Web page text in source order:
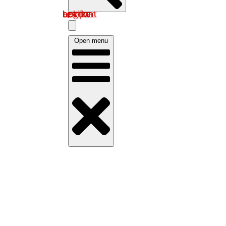
Log in om uw account te bekijken
Open menu